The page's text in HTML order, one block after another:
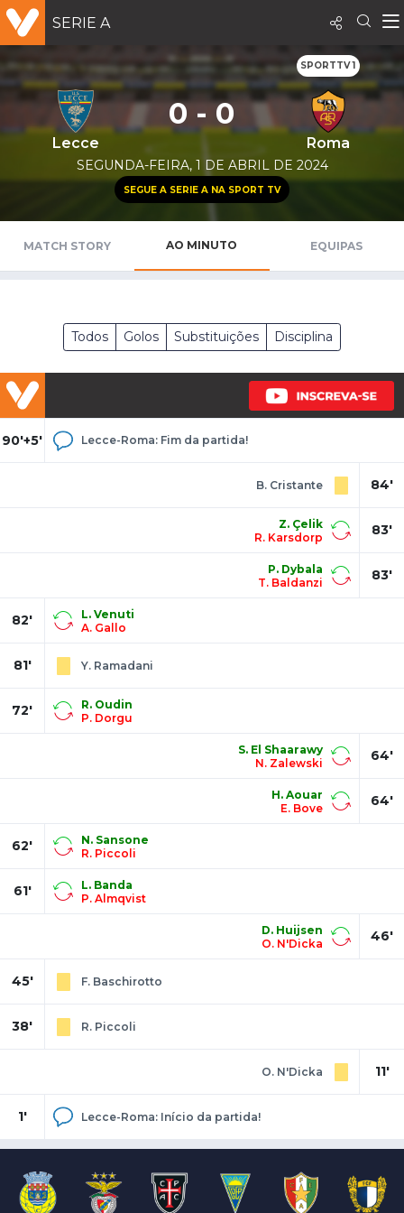
SERIE A
SPORTTV 1
Lecce
0 - 0
Roma
SEGUNDA-FEIRA, 1 DE ABRIL DE 2024
SEGUE A SERIE A NA SPORT TV
MATCH STORY AO MINUTO EQUIPAS
Todos Golos Substituições Disciplina
90'+5' Lecce-Roma: Fim da partida!
84'
B. Cristante
83'
Z. Çelik
R. Karsdorp
83'
P. Dybala
T. Baldanzi
82'
L. Venuti
A. Gallo
81' Y. Ramadani
72'
R. Oudin
P. Dorgu
64'
S. El Shaarawy
N. Zalewski
64'
H. Aouar
E. Bove
62'
N. Sansone
R. Piccoli
61'
L. Banda
P. Almqvist
46'
D. Huijsen
O. N'Dicka
45' F. Baschirotto
38' R. Piccoli
11'
O. N'Dicka
1' Lecce-Roma: Início da partida!